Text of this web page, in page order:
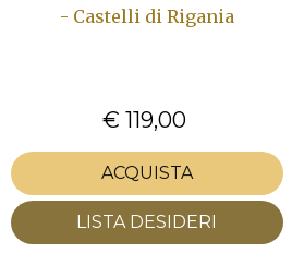
- Castelli di Rigania
€ 119,00
ACQUISTA
LISTA DESIDERI